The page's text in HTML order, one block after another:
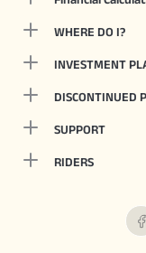
WHERE DO I?
INVESTMENT
DISCONTINUED
SUPPORT
RIDERS